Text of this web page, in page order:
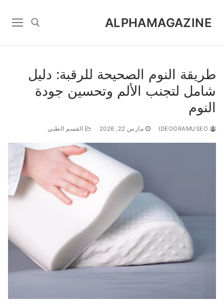
ALPHAMAGAZINE
طريقة النوم الصحيحة للرقبة: دليل
شامل لتجنب الألم وتحسين جودة
النوم
مارس 22, 2026 القسم الطبي